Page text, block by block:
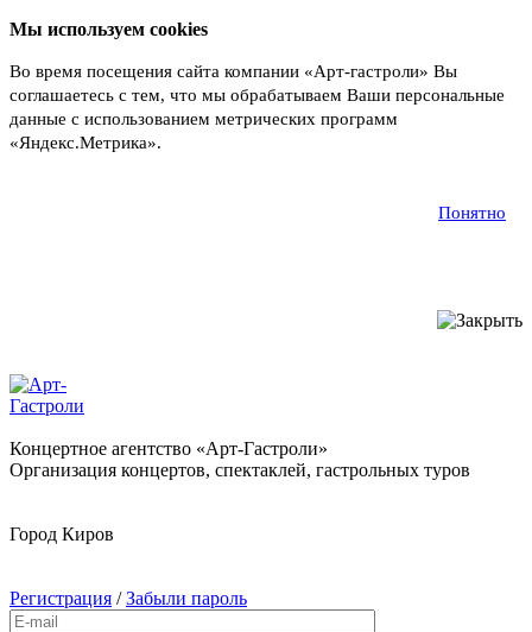
Мы используем cookies
Во время посещения сайта компании «Арт-гастроли» Вы
соглашаетесь с тем, что мы обрабатываем Ваши персональные
данные с использованием метрических программ
«Яндекс.Метрика».
Понятно
Концертное агентство «Арт-Гастроли»
Организация концертов, спектаклей, гастрольных туров
Город Киров
Регистрация / Забыли пароль